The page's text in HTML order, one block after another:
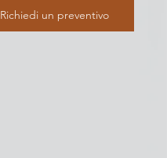
Richiedi un preventivo